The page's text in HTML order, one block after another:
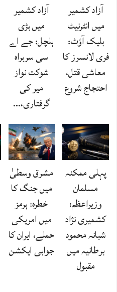
آزاد کشمیر
میں انٹرنیٹ
بلیک آؤٹ:
فری لانسرز کا
معاشی قتل،
احتجاج شروع
آزاد کشمیر
میں بڑی
ہلچل: جے اے
سی سربراہ
شوکت نواز
میر کی
گرفتاری،…
پہلی ممکنہ
مسلمان
وزیراعظم:
کشمیری نژاد
شبانہ محمود
برطانیہ میں
مقبول
مشرق وسطیٰ
میں جنگ کا
خطرہ: ہرمز
میں امریکی
حملے، ایران کا
جوابی ایکشن